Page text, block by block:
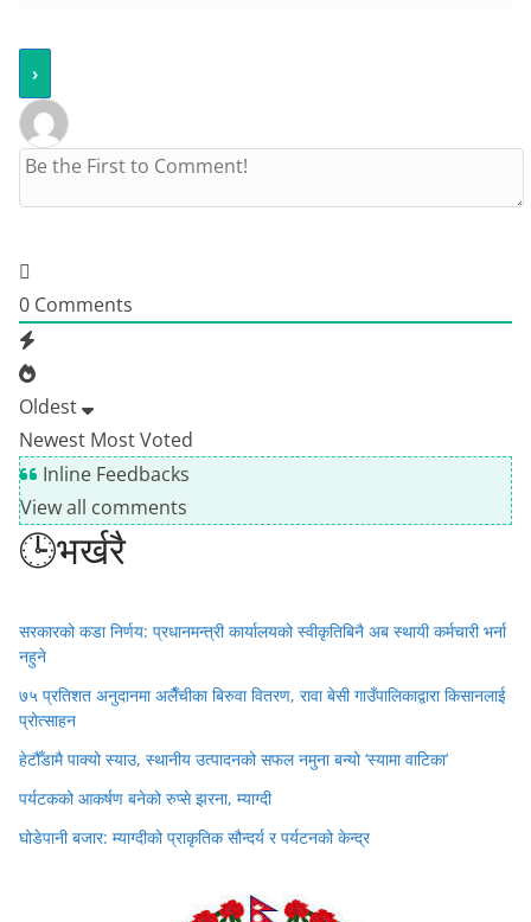
0 Comments
Oldest
Newest Most Voted
Inline Feedbacks
View all comments
🕒भर्खरै
सरकारको कडा निर्णय: प्रधानमन्त्री कार्यालयको स्वीकृतिबिनै अब स्थायी कर्मचारी भर्ना
नहुने
७५ प्रतिशत अनुदानमा अलैँचीका बिरुवा वितरण, रावा बेसी गाउँपालिकाद्वारा किसानलाई
प्रोत्साहन
हेटौँडामै पाक्यो स्याउ, स्थानीय उत्पादनको सफल नमुना बन्यो ‘स्यामा वाटिका’
पर्यटकको आकर्षण बनेको रुप्से झरना, म्याग्दी
घोडेपानी बजार: म्याग्दीको प्राकृतिक सौन्दर्य र पर्यटनको केन्द्र